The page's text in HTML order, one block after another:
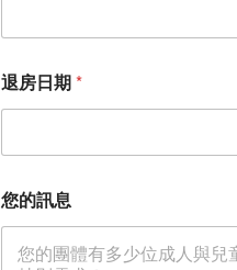
的
電
郵
入
住
日
退房日期*
您的訊息